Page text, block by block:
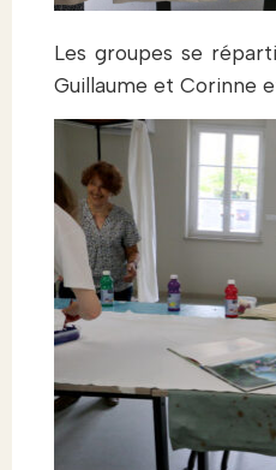
Les groupes se
Guillaume et Corinne